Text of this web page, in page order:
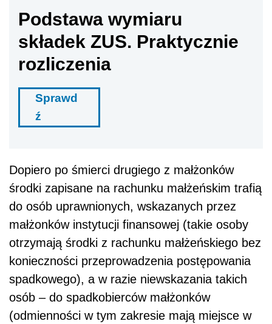
Podstawa wymiaru
składek ZUS. Praktycznie
rozliczenia
Sprawd
ź
Dopiero po śmierci drugiego z małżonków
środki zapisane na rachunku małżeńskim trafią
do osób uprawnionych, wskazanych przez
małżonków instytucji finansowej (takie osoby
otrzymają środki z rachunku małżeńskiego bez
konieczności przeprowadzenia postępowania
spadkowego), a w razie niewskazania takich
osób – do spadkobierców małżonków
(odmienności w tym zakresie mają miejsce w